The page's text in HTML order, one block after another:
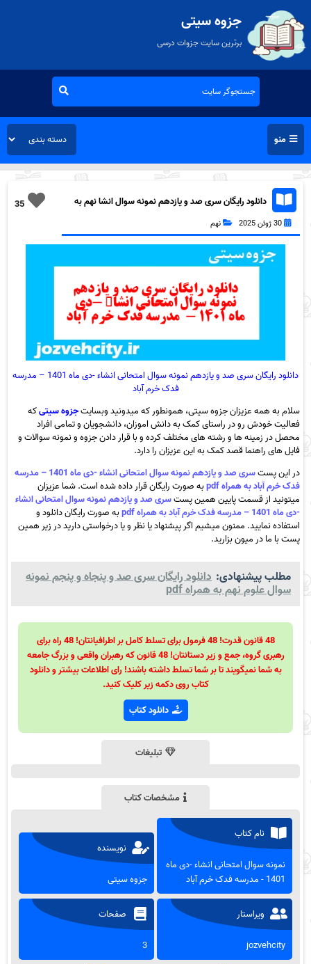
جزوه سیتی
برترین سایت جزوات درسی
منو
35
دانلود رایگان سری صد و یازدهم نمونه سوال انشا نهم به
30 ژوئن 2025 نهم
دانلود رایگان سری صد و یازدهم نمونه سوال امتحانی انشاء -دی ماه 1401 – مدرسه
فدک خرم آباد
سلام به همه عزیزان جزوه سیتی، همونطور که میدونید وبسایتجزوه سیتیکه
فعالیت خودش رو در راستای کمک به دانش اموزان، دانشجویان و تمامی افراد
محصل در زمینه ها و رشته های مختلف کرده و با قرار دادن جزوه و نمونه سوالات و
فایل های راهنما قصد کمک به این عزیزان را دارد.
در این پست
سری صد و یازدهم نمونه سوال امتحانی انشاء -دی ماه 1401 – مدرسه
فدک خرم آباد به همراه pdf
به صورت رایگان قرار داده شده است. شما عزیزان
میتونید از قسمت پایین همین پستسری صد و یازدهم نمونه سوال امتحانی انشاء
-دی ماه 1401 – مدرسه فدک خرم آباد به همراه pdf
به صورت رایگان دانلود و
استفاده نمایید. ممنون میشیم اگر پیشنهاد یا نظر و یا درخواستی دارید در زیر همین
پست با ما در میون بزارید.
مطلب پیشنهادی: دانلود رایگان سری صد و پنجاه و پنجم نمونه
سوال علوم نهم به همراه pdf
48 قانون قدرت! 48 فرمول برای تسلط کامل بر اطرافیانتان! 48 راه برای
رهبری گروه، جمع و زیر دستانتان! 48 قانون که رهبران واقعی و بزرگ جامعه
به شما نمیگویند تا بر شما تسلط داشته باشند! رای اطلاعات بیشتر و دانلود
کتاب روی دکمه زیر کلیک کنید.
دانلود کتاب
تبلیغات
مشخصات کتاب
نام کتاب
نمونه سوال امتحانی انشاء -دی ماه
1401 - مدرسه فدک خرم آباد
نویسنده
جزوه سیتی
ویراستار
jozvehcity
صفحات
3